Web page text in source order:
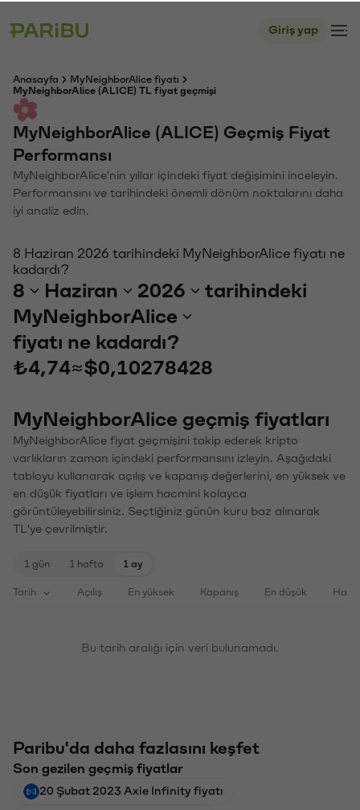
Giriş yap
Anasayfa
MyNeighborAlice fiyatı
MyNeighborAlice (ALICE) TL fiyat geçmişi
MyNeighborAlice (ALICE) Geçmiş Fiyat
Performansı
MyNeighborAlice'nin yıllar içindeki fiyat değişimini inceleyin.
Performansını ve tarihindeki önemli dönüm noktalarını daha
iyi analiz edin.
8 Haziran 2026 tarihindeki MyNeighborAlice fiyatı ne
kadardı?
8 Haziran 2026
tarihindeki
MyNeighborAlice
fiyatı ne kadardı?
₺4,74≈$0,10278428
MyNeighborAlice geçmiş fiyatları
MyNeighborAlice fiyat geçmişini takip ederek kripto
varlıkların zaman içindeki performansını izleyin. Aşağıdaki
tabloyu kullanarak açılış ve kapanış değerlerini, en yüksek ve
en düşük fiyatları ve işlem hacmini kolayca
görüntüleyebilirsiniz. Seçtiğiniz günün kuru baz alınarak
TL'ye çevrilmiştir.
1 gün 1 hafta 1 ay
Tarih Açılış En yüksek Kapanış En düşük
Bu tarih aralığı için veri bulunamadı.
Paribu'da daha fazlasını keşfet
Son gezilen geçmiş fiyatlar
20 Şubat 2023 Axie Infinity fiyatı